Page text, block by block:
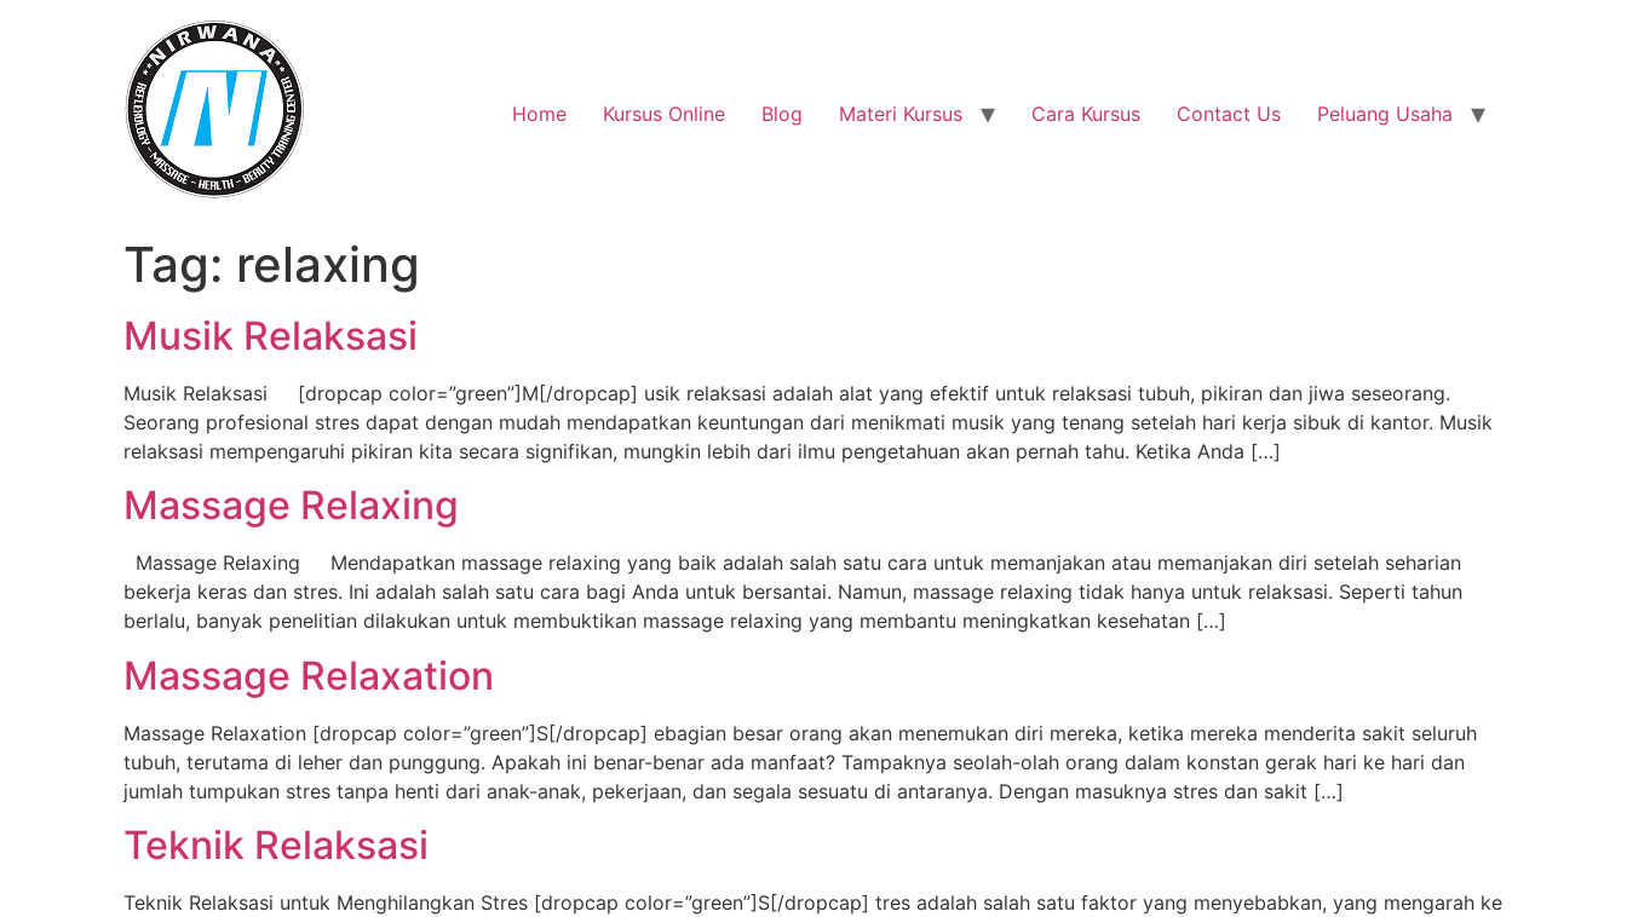
Home
Kursus Online Blog Materi Kursus Cara Kursus Contact Us Peluang Usaha
Tag: relaxing
Musik Relaksasi
Musik Relaksasi [dropcap color=”green”]M[/dropcap] usik relaksasi adalah alat yang efektif untuk relaksasi tubuh, pikiran dan jiwa seseorang.
Seorang profesional stres dapat dengan mudah mendapatkan keuntungan dari menikmati musik yang tenang setelah hari kerja sibuk di kantor. Musik
relaksasi mempengaruhi pikiran kita secara signifikan, mungkin lebih dari ilmu pengetahuan akan pernah tahu. Ketika Anda […]
Massage Relaxing
Massage Relaxing Mendapatkan massage relaxing yang baik adalah salah satu cara untuk memanjakan atau memanjakan diri setelah seharian
bekerja keras dan stres. Ini adalah salah satu cara bagi Anda untuk bersantai. Namun, massage relaxing tidak hanya untuk relaksasi. Seperti tahun
berlalu, banyak penelitian dilakukan untuk membuktikan massage relaxing yang membantu meningkatkan kesehatan […]
Massage Relaxation
Massage Relaxation [dropcap color=”green”]S[/dropcap] ebagian besar orang akan menemukan diri mereka, ketika mereka menderita sakit seluruh
tubuh, terutama di leher dan punggung. Apakah ini benar-benar ada manfaat? Tampaknya seolah-olah orang dalam konstan gerak hari ke hari dan
jumlah tumpukan stres tanpa henti dari anak-anak, pekerjaan, dan segala sesuatu di antaranya. Dengan masuknya stres dan sakit […]
Teknik Relaksasi
Teknik Relaksasi untuk Menghilangkan Stres [dropcap color=”green”]S[/dropcap] tres adalah salah satu faktor yang menyebabkan, yang mengarah ke